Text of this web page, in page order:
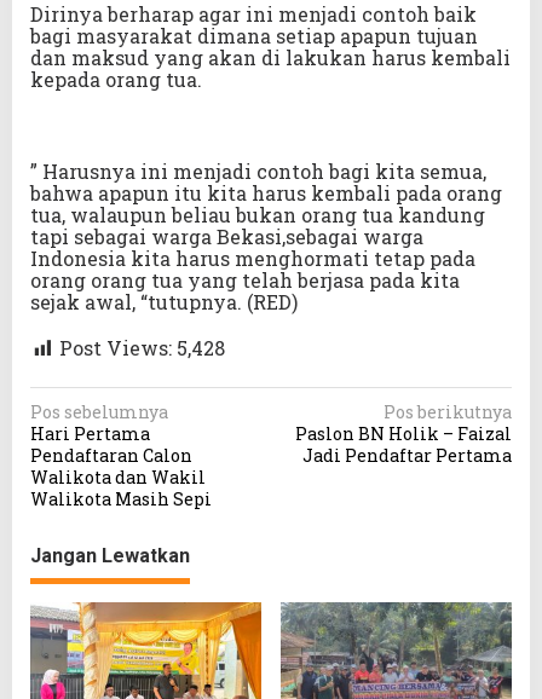
Dirinya berharap agar ini menjadi contoh baik
bagi masyarakat dimana setiap apapun tujuan
dan maksud yang akan di lakukan harus kembali
kepada orang tua.
” Harusnya ini menjadi contoh bagi kita semua,
bahwa apapun itu kita harus kembali pada orang
tua, walaupun beliau bukan orang tua kandung
tapi sebagai warga Bekasi,sebagai warga
Indonesia kita harus menghormati tetap pada
orang orang tua yang telah berjasa pada kita
sejak awal, “tutupnya. (RED)
Post Views: 5,428
N
a
v
i
g
a
s
i
p
Pos sebelumnya
Hari Pertama
Pendaftaran Calon
Walikota dan Wakil
Walikota Masih Sepi
Pos berikutnya
Paslon BN Holik – Faizal
Jadi Pendaftar Pertama
Jangan Lewatkan